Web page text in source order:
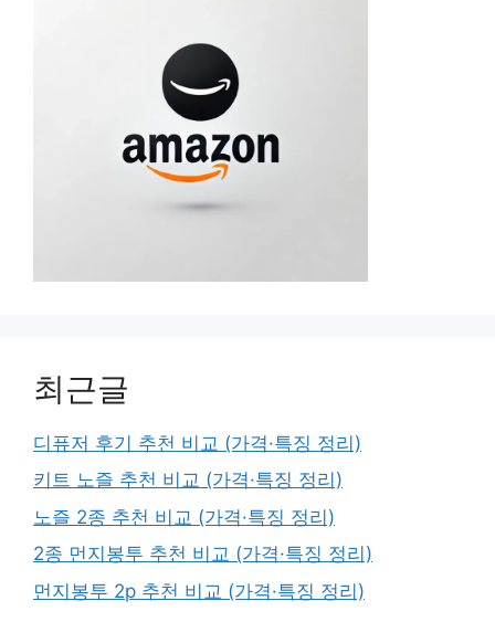
최근글
디퓨저 후기 추천 비교 (가격·특징 정리)
키트 노즐 추천 비교 (가격·특징 정리)
노즐 2종 추천 비교 (가격·특징 정리)
2종 먼지봉투 추천 비교 (가격·특징 정리)
먼지봉투 2p 추천 비교 (가격·특징 정리)